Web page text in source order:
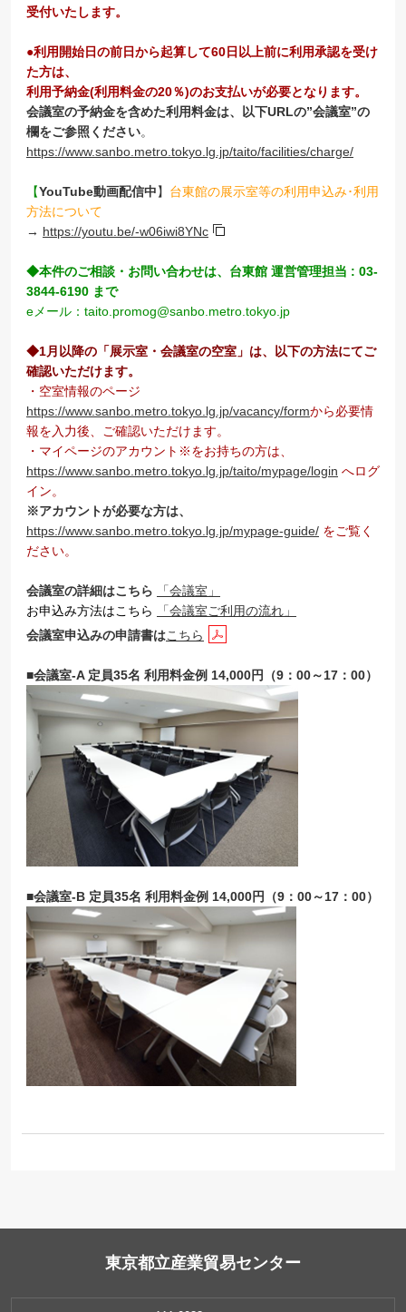
受付いたします。
●利用開始日の前日から起算して60日以上前に利用承認を受け
た方は、
利用予納金(利用料金の20％)のお支払いが必要となります。
会議室の予納金を含めた利用料金は、以下URLの”会議室”の
欄をご参照ください。
https://www.sanbo.metro.tokyo.lg.jp/taito/facilities/charge/
【YouTube動画配信中】 台東館の展示室等の利用申込み･利用
方法について
→ https://youtu.be/-w06iwi8YNc
◆本件のご相談・お問い合わせは、台東館 運営管理担当 : 03-
3844-6190 まで
eメール：taito.promog@sanbo.metro.tokyo.jp
◆1月以降の「展示室・会議室の空室」は、以下の方法にてご
確認いただけます。
・空室情報のページ
https://www.sanbo.metro.tokyo.lg.jp/vacancy/formから必要情
報を入力後、ご確認いただけます。
・マイページのアカウント※をお持ちの方は、
https://www.sanbo.metro.tokyo.lg.jp/taito/mypage/login へログ
イン。
※アカウントが必要な方は、
https://www.sanbo.metro.tokyo.lg.jp/mypage-guide/ をご覧く
ださい。
会議室の詳細はこちら
「会議室」
お申込み方法はこちら
「会議室ご利用の流れ」
会議室申込みの申請書はこちら
■会議室-A 定員35名 利用料金例 14,000円（9：00～17：00）
■会議室-B 定員35名 利用料金例 14,000円（9：00～17：00）
東京都立産業貿易センター